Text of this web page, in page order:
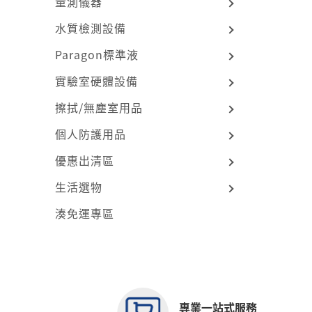
水質檢測設備
Paragon標準液
實驗室硬體設備
擦拭/無塵室用品
個人防護用品
優惠出清區
生活選物
湊免運專區
專業一站式服務